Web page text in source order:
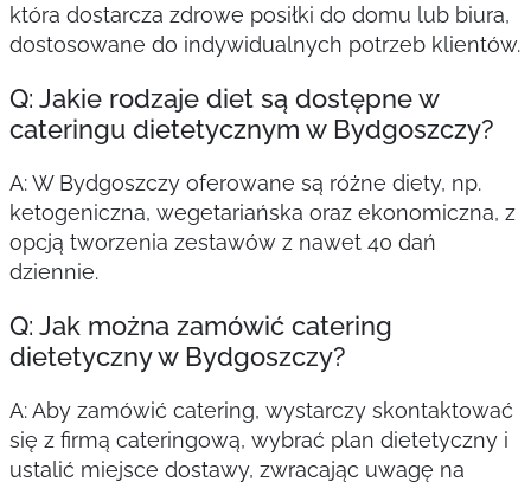
która dostarcza zdrowe posiłki do domu lub biura,
dostosowane do indywidualnych potrzeb klientów.
Q: Jakie rodzaje diet są dostępne w
cateringu dietetycznym w Bydgoszczy?
A: W Bydgoszczy oferowane są różne diety, np.
ketogeniczna, wegetariańska oraz ekonomiczna, z
opcją tworzenia zestawów z nawet 40 dań
dziennie.
Q: Jak można zamówić catering
dietetyczny w Bydgoszczy?
A: Aby zamówić catering, wystarczy skontaktować
się z firmą cateringową, wybrać plan dietetyczny i
ustalić miejsce dostawy, zwracając uwagę na